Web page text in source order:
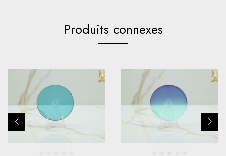
Produits connexes